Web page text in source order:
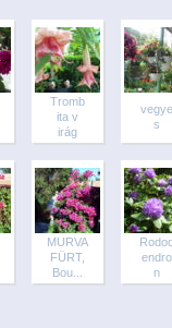
Tromb
ita v
irág
vegye
s
MURVA
FÜRT,
Bou...
endro
n